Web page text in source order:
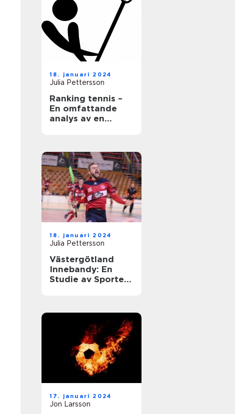
18. januari 2024
Julia Pettersson
Ranking tennis –
En omfattande
analys av en
18. januari 2024
Julia Pettersson
Västergötland
Innebandy: En
Studie av Sporten
17. januari 2024
Jon Larsson